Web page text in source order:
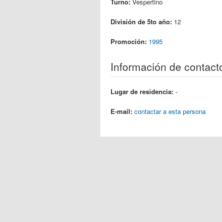
División de 5to año: 12
Promoción: 1995
Información de
Lugar de residencia: -
E-mail: contactar a esta persona